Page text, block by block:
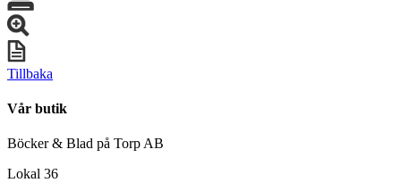
Tillbaka
Vår butik
Böcker & Blad på Torp AB
Lokal 36